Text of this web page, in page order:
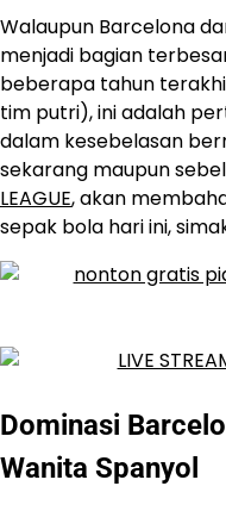
Walaupun Barcelona
menjadi bagian
beberapa tahun
tim putri), ini adalah
dalam kesebelasan
sekarang maupun
LEAGUE, akan
sepak bola hari ini,
Dominasi
Wanita Spanyol